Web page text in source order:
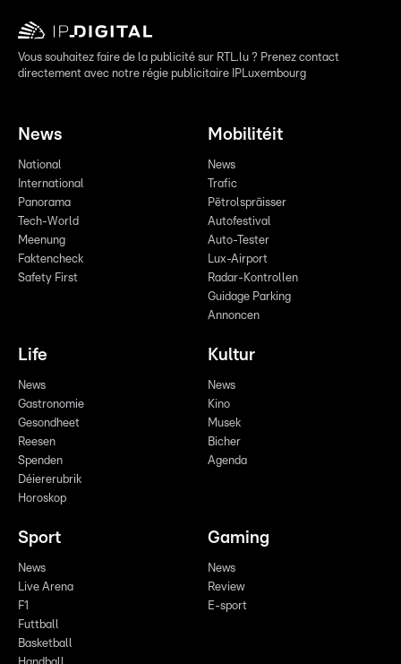
Vous souhaitez faire de la publicité sur RTL.lu ? Prenez contact
directement avec notre régie publicitaire IPLuxembourg
News
National
International
Panorama
Tech-World
Meenung
Faktencheck
Safety First
Mobilitéit
News
Trafic
Pëtrolspräisser
Autofestival
Auto-Tester
Lux-Airport
Radar-Kontrollen
Guidage Parking
Annoncen
Life
News
Gastronomie
Gesondheet
Reesen
Spenden
Déiererubrik
Horoskop
Kultur
News
Kino
Musek
Bicher
Agenda
Sport
News
Live Arena
F1
Futtball
Basketball
Gaming
News
Review
E-sport